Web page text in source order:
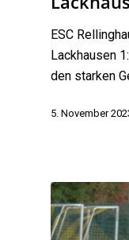
ESC
Lackhausen
den starken
5. November